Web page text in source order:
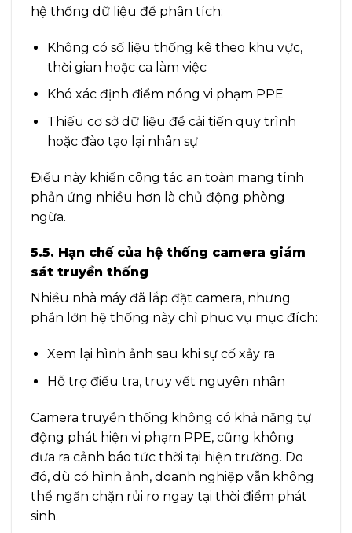
hệ thống dữ liệu để phân tích:
Không có số liệu thống kê theo khu vực,
thời gian hoặc ca làm việc
Khó xác định điểm nóng vi phạm PPE
Thiếu cơ sở dữ liệu để cải tiến quy trình
hoặc đào tạo lại nhân sự
Điều này khiến công tác an toàn mang tính
phản ứng nhiều hơn là chủ động phòng
ngừa.
5.5. Hạn chế của hệ thống camera giám
sát truyền thống
Nhiều nhà máy đã lắp đặt camera, nhưng
phần lớn hệ thống này chỉ phục vụ mục đích:
Xem lại hình ảnh sau khi sự cố xảy ra
Hỗ trợ điều tra, truy vết nguyên nhân
Camera truyền thống không có khả năng tự
động phát hiện vi phạm PPE, cũng không
đưa ra cảnh báo tức thời tại hiện trường. Do
đó, dù có hình ảnh, doanh nghiệp vẫn không
thể ngăn chặn rủi ro ngay tại thời điểm phát
sinh.